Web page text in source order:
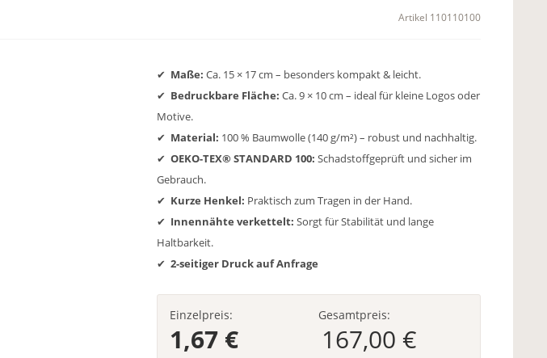
Artikel 110110100
Maße: Ca. 15 × 17 cm – besonders kompakt & leicht.
Bedruckbare Fläche: Ca. 9 × 10 cm – ideal für kleine Logos oder
Motive.
Material: 100 % Baumwolle (140 g/m²) – robust und nachhaltig.
OEKO-TEX® STANDARD 100: Schadstoffgeprüft und sicher im
Gebrauch.
Kurze Henkel: Praktisch zum Tragen in der Hand.
Innennähte verkettelt: Sorgt für Stabilität und lange
Haltbarkeit.
2-seitiger Druck auf Anfrage
Einzelpreis: Gesamtpreis:
1,67 € 167,00 €